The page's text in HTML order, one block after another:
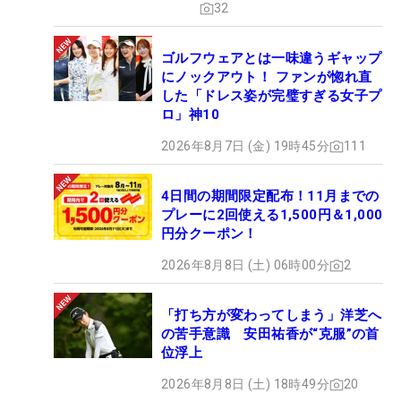
32
ゴルフウェアとは一味違うギャップ
にノックアウト！ ファンが惚れ直
した「ドレス姿が完璧すぎる女子プ
ロ」神10
2026年8月7日 (金) 19時45分 111
4日間の期間限定配布！11月までの
プレーに2回使える1,500円＆1,000
円分クーポン！
2026年8月8日 (土) 06時00分 2
「打ち方が変わってしまう」洋芝へ
の苦手意識 安田祐香が“克服”の首
位浮上
2026年8月8日 (土) 18時49分 20